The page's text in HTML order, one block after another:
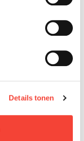
Details tonen